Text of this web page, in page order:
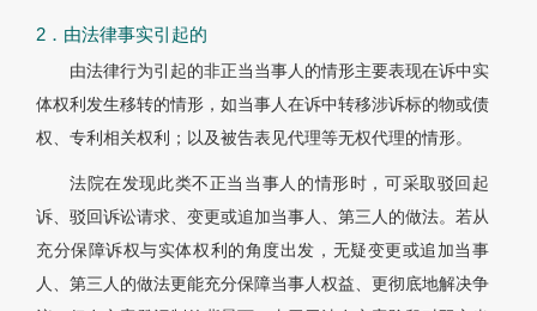
2．由法律事实引起的
由法律行为引起的非正当当事人的情形主要表现在诉中实
体权利发生移转的情形，如当事人在诉中转移涉诉标的物或债
权、专利相关权利；以及被告表见代理等无权代理的情形。
法院在发现此类不正当当事人的情形时，可采取驳回起
诉、驳回诉讼请求、变更或追加当事人、第三人的做法。若从
充分保障诉权与实体权利的角度出发，无疑变更或追加当事
人、第三人的做法更能充分保障当事人权益、更彻底地解决争